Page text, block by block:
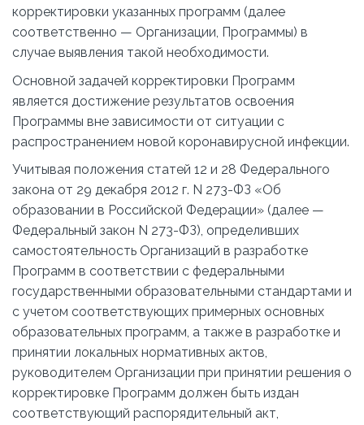
корректировки указанных программ (далее
соответственно — Организации, Программы) в
случае выявления такой необходимости.
Основной задачей корректировки Программ
является достижение результатов освоения
Программы вне зависимости от ситуации с
распространением новой коронавирусной инфекции.
Учитывая положения статей 12 и 28 Федерального
закона от 29 декабря 2012 г. N 273-ФЗ «Об
образовании в Российской Федерации» (далее —
Федеральный закон N 273-ФЗ), определивших
самостоятельность Организаций в разработке
Программ в соответствии с федеральными
государственными образовательными стандартами и
с учетом соответствующих примерных основных
образовательных программ, а также в разработке и
принятии локальных нормативных актов,
руководителем Организации при принятии решения о
корректировке Программ должен быть издан
соответствующий распорядительный акт,